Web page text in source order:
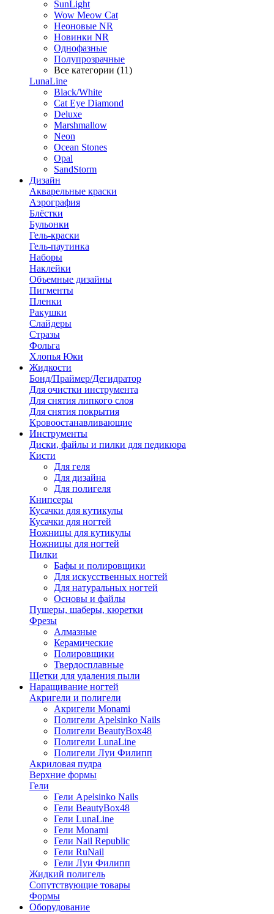
SunLight
Wow Meow Cat
Неоновые NR
Новинки NR
Однофазные
Полупрозрачные
Все категории (11)
LunaLine
Black/White
Cat Eye Diamond
Deluxe
Marshmallow
Neon
Ocean Stones
Opal
SandStorm
Дизайн
Акварельные краски
Аэрография
Блёстки
Бульонки
Гель-краски
Гель-паутинка
Наборы
Наклейки
Объемные дизайны
Пигменты
Пленки
Ракушки
Слайдеры
Стразы
Фольга
Хлопья Юки
Жидкости
Бонд/Праймер/Дегидратор
Для очистки инструмента
Для снятия липкого слоя
Для снятия покрытия
Кровоостанавливающие
Инструменты
Диски, файлы и пилки для педикюра
Кисти
Для геля
Для дизайна
Для полигеля
Книпсеры
Кусачки для кутикулы
Кусачки для ногтей
Ножницы для кутикулы
Ножницы для ногтей
Пилки
Бафы и полировщики
Для искусственных ногтей
Для натуральных ногтей
Основы и файлы
Пушеры, шаберы, кюретки
Фрезы
Алмазные
Керамические
Полировщики
Твердосплавные
Щетки для удаления пыли
Наращивание ногтей
Акригели и полигели
Акригели Monami
Полигели Apelsinko Nails
Полигели BeautyBox48
Полигели LunaLine
Полигели Луи Филипп
Акриловая пудра
Верхние формы
Гели
Гели Apelsinko Nails
Гели BeautyBox48
Гели LunaLine
Гели Monami
Гели Nail Republic
Гели RuNail
Гели Луи Филипп
Жидкий полигель
Сопутствующие товары
Формы
Оборудование